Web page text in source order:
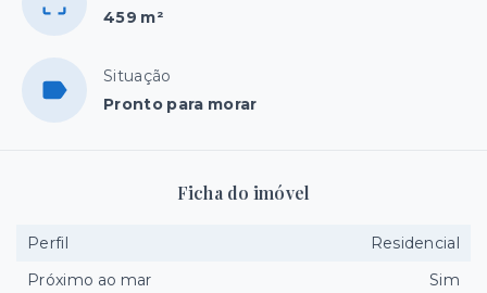
459 m²
Situação
Pronto para morar
Ficha do imóvel
Perfil
Residencial
Próximo ao mar
Sim